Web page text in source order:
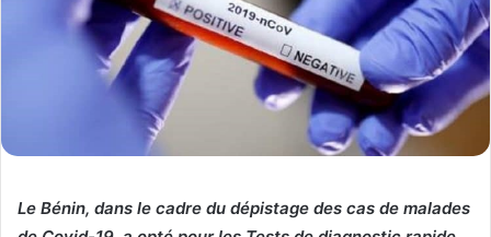
Le Bénin, dans le cadre du dépistage des cas de malades